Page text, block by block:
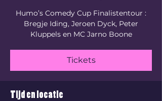
Humo’s Comedy Cup Finalistentour :
Bregje Iding, Jeroen Dyck, Peter
Kluppels en MC Jarno Boone
Tickets
Tijd en locatie